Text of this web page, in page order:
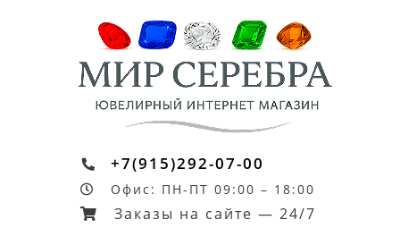
+7(915)292-07-00
Офис: ПН-ПТ 09:00 – 18:00
Заказы на сайте — 24/7